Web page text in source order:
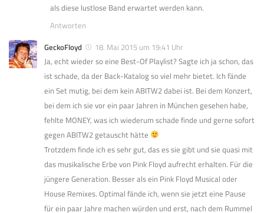
als diese lustlose Band erwartet werden kann.
Antworten
GeckoFloyd
18. Mai 2015 um 19:41 Uhr
Ja, echt wieder so eine Best-Of Playlist? Sagte ich ja schon, das
ist schade, da der Back-Katalog so viel mehr bietet. Ich fände
ein Set mutig, bei dem kein ABITW2 dabei ist. Bei dem Konzert,
bei dem ich sie vor ein paar Jahren in München gesehen habe,
fehlte MONEY, was ich wiederum schade finde und gerne sofort
gegen ABITW2 getauscht hätte
Trotzdem finde ich es sehr gut, das es sie gibt und sie quasi mit
das musikalische Erbe von Pink Floyd aufrecht erhalten. Für die
jüngere Generation. Besser als ein Pink Floyd Musical oder
House Remixes. Optimal fände ich, wenn sie jetzt eine Pause
für ein paar Jahre machen würden und erst, nach dem Rummel